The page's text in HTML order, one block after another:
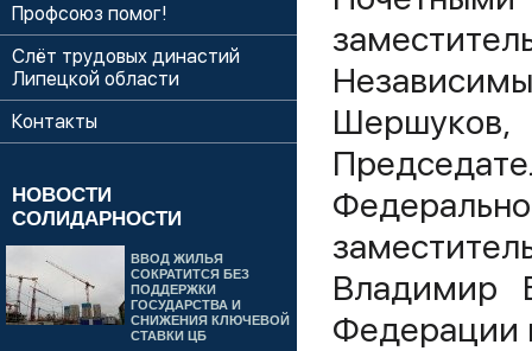
Профсоюз помог!
Слёт трудовых династий
Липецкой области
Контакты
НОВОСТИ
СОЛИДАРНОСТИ
ВВОД ЖИЛЬЯ
СОКРАТИТСЯ БЕЗ
ПОДДЕРЖКИ
ГОСУДАРСТВА И
СНИЖЕНИЯ КЛЮЧЕВОЙ
СТАВКИ ЦБ
Владимир
Федерации